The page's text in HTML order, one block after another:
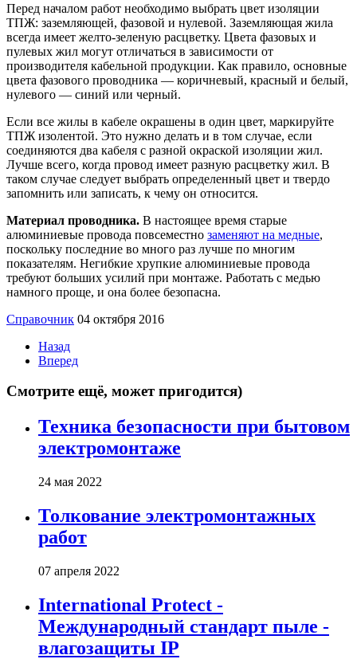
Перед началом работ необходимо выбрать цвет изоляции
ТПЖ: заземляющей, фазовой и нулевой. Заземляющая жила
всегда имеет желто-зеленую расцветку. Цвета фазовых и
пулевых жил могут отличаться в зависимости от
производителя кабельной продукции. Как правило, основные
цвета фазового проводника — коричневый, красный и белый,
нулевого — синий или черный.
Если все жилы в кабеле окрашены в один цвет, маркируйте
ТПЖ изолентой. Это нужно делать и в том случае, если
соединяются два кабеля с разной окраской изоляции жил.
Лучше всего, когда провод имеет разную расцветку жил. В
таком случае следует выбрать определенный цвет и твердо
запомнить или записать, к чему он относится.
Материал проводника. В настоящее время старые
алюминиевые провода повсеместно заменяют на медные,
поскольку последние во много раз лучше по многим
показателям. Негибкие хрупкие алюминиевые провода
требуют больших усилий при монтаже. Работать с медью
намного проще, и она более безопасна.
Справочник 04 октября 2016
Назад
Вперед
Смотрите ещё, может пригодится)
Техника безопасности при бытовом
электромонтаже
24 мая 2022
Толкование электромонтажных
работ
07 апреля 2022
International Protect -
Международный стандарт пыле -
влагозащиты IP